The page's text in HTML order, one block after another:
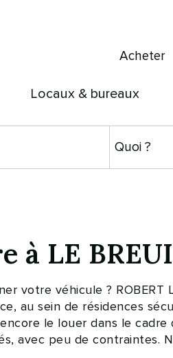
Acheter
Locaux & bureaux
à LE
votre véhicule ?
au sein de résidences
le louer dans le
avec peu de contraintes.